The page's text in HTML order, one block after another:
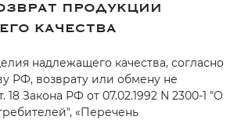
ПРОДУКЦИИ
КАЧЕСТВА
надлежащего качества, согласно
РФ, возврату или обмену не
18 Закона РФ от 07.02.1992 N 2300-1 "О
«Перечень
2 недели